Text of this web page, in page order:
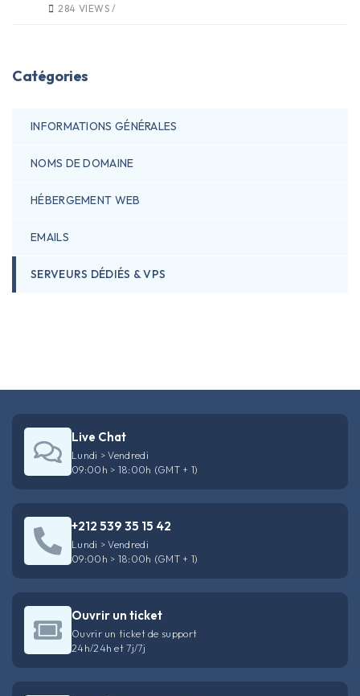
284 VIEWS /
Catégories
INFORMATIONS GÉNÉRALES
NOMS DE DOMAINE
HÉBERGEMENT WEB
EMAILS
SERVEURS DÉDIÉS & VPS
Live Chat
Lundi > Vendredi
09:00h > 18:00h (GMT + 1)
+212 539 35 15 42
Lundi > Vendredi
09:00h > 18:00h (GMT + 1)
Ouvrir un ticket
Ouvrir un ticket de support
24h/24h et 7j/7j